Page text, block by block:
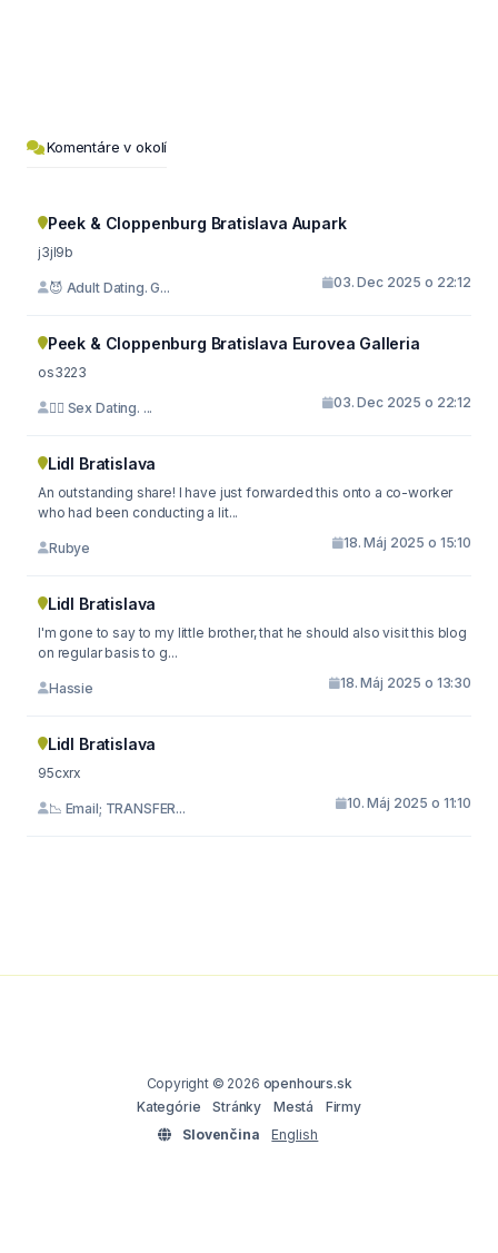
Komentáre v okolí
Peek & Cloppenburg Bratislava Aupark
j3jl9b
😈 Adult Dating. G... 03. Dec 2025 o 22:12
Peek & Cloppenburg Bratislava Eurovea Galleria
os3223
🙇‍♀️ Sex Dating. ... 03. Dec 2025 o 22:12
Lidl Bratislava
An outstanding share! I have just forwarded this onto a co-worker
who had been conducting a lit...
Rubye 18. Máj 2025 o 15:10
Lidl Bratislava
I'm gone to say to my little brother, that he should also visit this blog
on regular basis to g...
Hassie 18. Máj 2025 o 13:30
Lidl Bratislava
95cxrx
📉 Email; TRANSFER... 10. Máj 2025 o 11:10
Copyright © 2026 openhours.sk
Kategórie
Stránky Mestá
Firmy
Slovenčina
English